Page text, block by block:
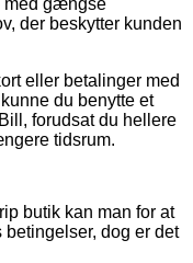
der beskytter kunden
eller betalinger med
du benytte et
forudsat du hellere
tidsrum.
butik kan man for at
dog er det